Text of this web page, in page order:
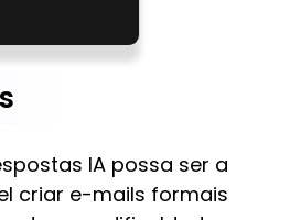
IA possa ser a
criar e-mails formais